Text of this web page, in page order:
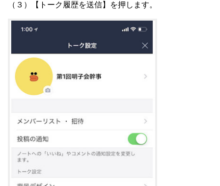
（３）【トーク履歴を送信】を押します。